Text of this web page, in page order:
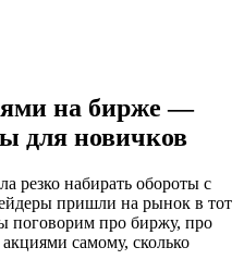
на бирже —
для новичков
резко набирать обороты с
пришли на рынок в тот
поговорим про биржу, про
самому, сколько